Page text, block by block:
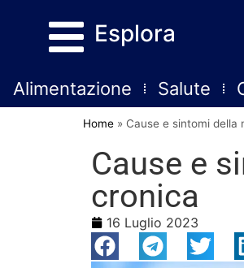
Esplora
Alimentazione Salute
Home » Cause e sintomi della
Cause e
cronica
16 Luglio 2023